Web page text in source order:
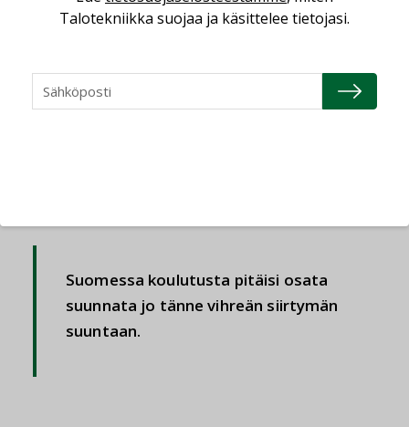
talotekniikkaan. Talot ovat hyvässä kunnossa,
Suomessa uudismarkkina saatiin Hirvosen
mukaan lämpöpumppujen kannalta hyvään
Suomessa koulutusta pitäisi osata
suunnata jo tänne vihreän siirtymän
suuntaan.
Talotekniikka suojaa ja käsittelee tietojasi.